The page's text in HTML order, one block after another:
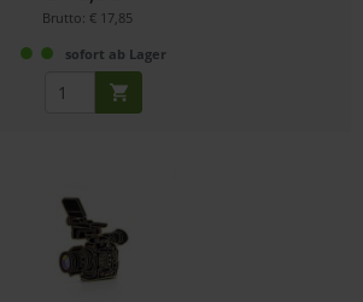
Brutto: € 17,85
sofort ab Lager